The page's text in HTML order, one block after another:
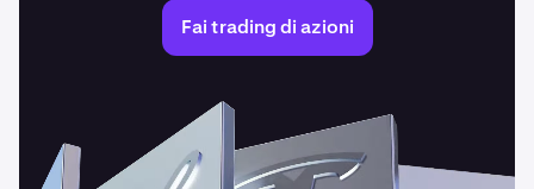
Fai trading di azioni